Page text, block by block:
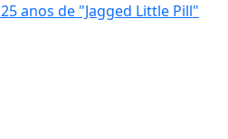
anos de "Jagged Little Pill"